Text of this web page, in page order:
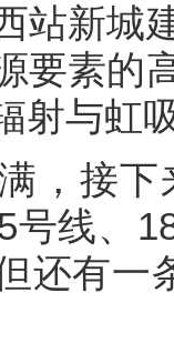
站新城
要素的
射与虹
，接
号线、
还有一